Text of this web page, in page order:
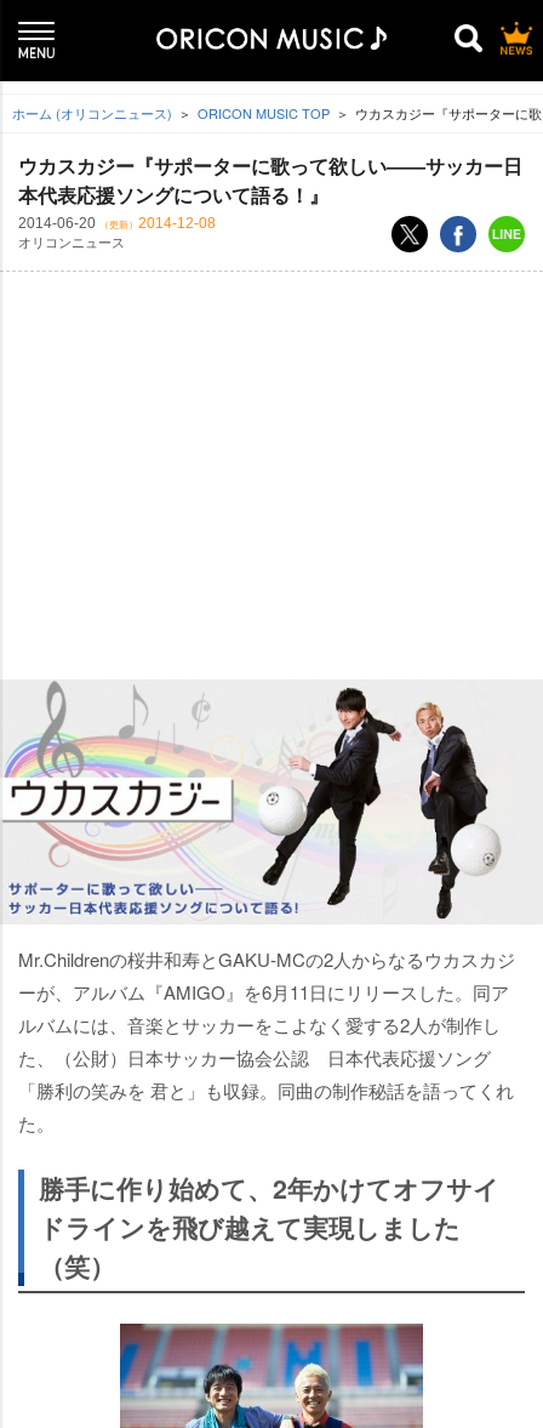
ホーム (オリコンニュース) ORICON MUSIC TOP ウカスカジー『サポーターに
ウカスカジー『サポーターに歌って欲しい――サッカー日
本代表応援ソングについて語る！』
2014-06-20 （更新） 2014-12-08
オリコンニュース
Mr.Childrenの桜井和寿とGAKU-MCの2人からなるウカスカジ
ーが、アルバム『AMIGO』を6月11日にリリースした。同ア
ルバムには、音楽とサッカーをこよなく愛する2人が制作し
た、（公財）日本サッカー協会公認 日本代表応援ソング
「勝利の笑みを 君と」も収録。同曲の制作秘話を語ってくれ
た。
勝手に作り始めて、2年かけてオフサイ
ドラインを飛び越えて実現しました
（笑）